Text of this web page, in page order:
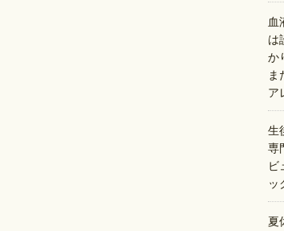
血
は
か
ア
生
専
ビ
ッ
夏